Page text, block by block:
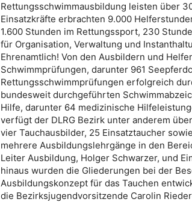
Rettungsschwimmausbildung leisten über
Einsatzkräfte erbrachten 9.000
1.600 Stunden im Rettungssport, 230
für Organisation, Verwaltung und
Ehrenamtlich! Von den Ausbildern und
Schwimmprüfungen, darunter 961
Rettungsschwimmprüfungen erfolgreich
bundesweit durchgeführten
Hilfe, darunter 64 medizinische
verfügt der DLRG Bezirk unter anderem
vier Tauchausbilder, 25 Einsatztaucher
mehrere Ausbildungslehrgänge in den
Leiter Ausbildung, Holger Schwarzer, und
hinaus wurden die Gliederungen bei der
Ausbildungskonzept für das Tauchen
die Bezirksjugendvorsitzende Carolin